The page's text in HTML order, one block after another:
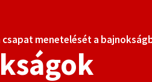
csapat menetelését a